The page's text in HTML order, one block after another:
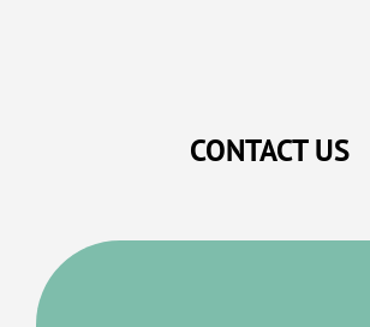
CONTACT US